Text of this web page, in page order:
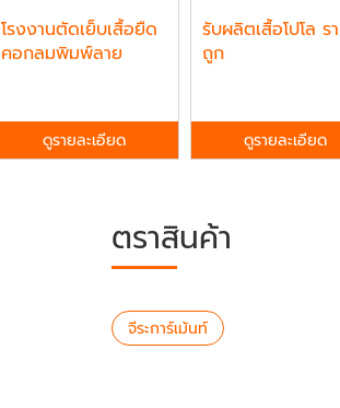
โรงงานตัดเย็บเสื้อยืด
คอกลมพิมพ์ลาย
ดูรายละเอียด
รับผลิตเสื้อโปโล ร
ถูก
ดูรายละเอียด
ตราสินค้า
จีระการ์เม้นท์